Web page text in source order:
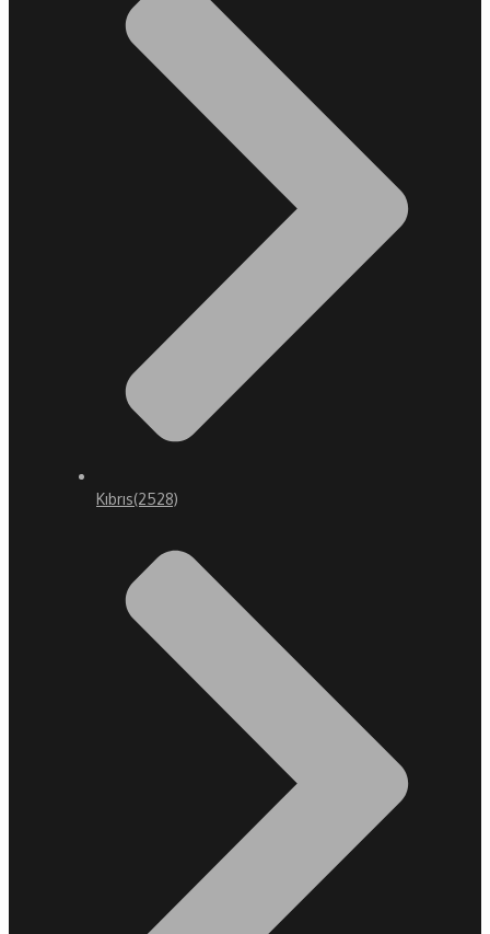
Kıbrıs(2528)